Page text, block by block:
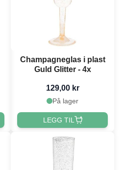
Champagneglas i plast
Guld Glitter - 4x
129,00 kr
På lager
LEGG TIL